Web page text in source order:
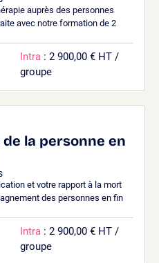
auprès des personnes
avec notre formation de 2
Intra : 2 900,00 € HT /
groupe
la personne en
et votre rapport à la mort
des personnes en fin
Intra : 2 900,00 € HT /
groupe